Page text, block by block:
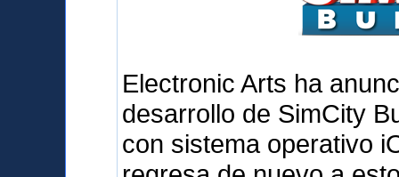
Electronic Arts ha
desarrollo de SimCity
con sistema operativo